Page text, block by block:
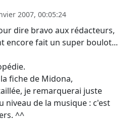
2007, 00:05:24
dire bravo aux rédacteurs,
encore fait un super boulot...
fiche de Midona,
je remarquerai juste
niveau de la musique : c'est
^^